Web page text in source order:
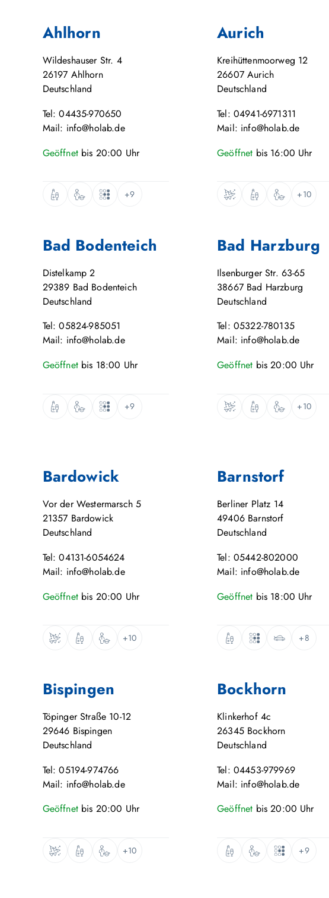
Ahlhorn
Wildeshauser Str. 4
26197 Ahlhorn
Deutschland
Tel: 04435-970650
Mail: info@holab.de
Geöffnet bis 20:00 Uhr
+9
Aurich
Kreihüttenmoorweg 12
26607 Aurich
Deutschland
Tel: 04941-6971311
Mail: info@holab.de
Geöffnet bis 16:00 Uhr
+10
Bad Bodenteich
Distelkamp 2
29389 Bad Bodenteich
Deutschland
Tel: 05824-985051
Mail: info@holab.de
Geöffnet bis 18:00 Uhr
+9
Bad Harzburg
Ilsenburger Str. 63-65
38667 Bad Harzburg
Deutschland
Tel: 05322-780135
Mail: info@holab.de
Geöffnet bis20:00 Uhr
+10
Bardowick
Vor der Westermarsch 5
21357 Bardowick
Deutschland
Tel: 04131-6054624
Mail: info@holab.de
Geöffnet bis 20:00 Uhr
+10
Barnstorf
Berliner Platz 14
49406 Barnstorf
Deutschland
Tel: 05442-802000
Mail: info@holab.de
Geöffnet bis 18:00 Uhr
+8
Bispingen
Töpinger Straße 10-12
29646 Bispingen
Deutschland
Tel: 05194-974766
Mail: info@holab.de
Geöffnet bis 20:00 Uhr
+10
Bockhorn
Klinkerhof 4c
26345 Bockhorn
Deutschland
Tel: 04453-979969
Mail: info@holab.de
Geöffnet bis20:00 Uhr
+9